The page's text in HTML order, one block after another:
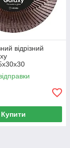
вiдрiзний
Купити